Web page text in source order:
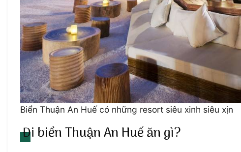
Biển Thuận An Huế có những resort siêu xinh siêu xịn
Đi biển Thuận An Huế ăn gì?